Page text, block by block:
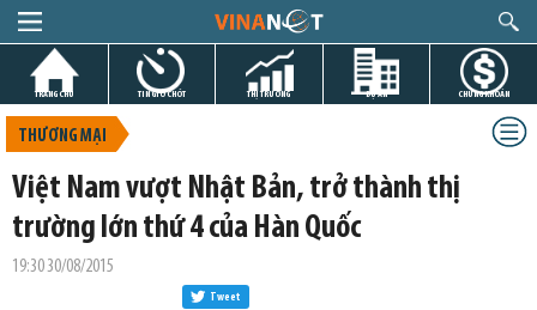
TRANG CHỦ TIN GIỜ CHÓT THỊ TRƯỜNG DỰ ÁN CHỨNG KHOÁN
THƯƠNG MẠI
Việt Nam vượt Nhật Bản, trở thành thị
trường lớn thứ 4 của Hàn Quốc
19:30 30/08/2015
Tweet